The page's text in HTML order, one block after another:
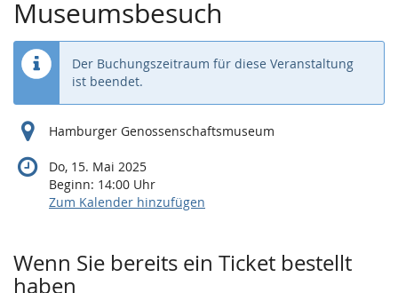
Museumsbesuch
Der Buchungszeitraum für diese Veranstaltung
ist beendet.
Hamburger Genossenschaftsmuseum
Do, 15. Mai 2025
Beginn: 14:00 Uhr
Zum Kalender hinzufügen
Wenn Sie bereits ein Ticket bestellt
haben